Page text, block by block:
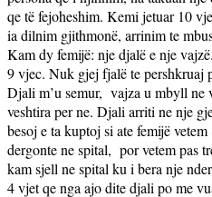
qe të fejoheshim. Kemi jetuar 10
ia dilnim gjithmonë, arrinim te
Kam dy femijë: nje djalë e nje
9 vjec. Nuk gjej fjalë te pershkruaj
Djali m’u semur, vajza u mbyll ne
veshtira per ne. Djali arriti ne nje
besoj e ta kuptoj si ate femijë
dergonte ne spital, por vetem pas
kam sjell ne spital ku i bera nje
4 vjet qe nga ajo dite djali po me